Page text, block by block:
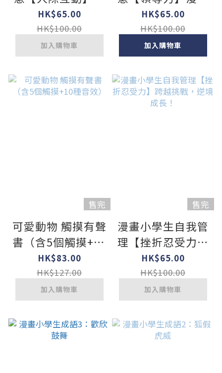
畫古今，學習古人
智慧！
HK$65.00
HK$100.00
加入購物車
古今，學習古人智
慧！
HK$65.00
HK$100.00
加入購物車
售完
可愛動物 觸摸有聲
書（含5個觸摸+10
種音效）
HK$83.00
HK$127.00
加入購物車
售完
漫畫小學生自我管
理【挫折忍受力】
跨越挑戰，逆境成
長！
HK$65.00
HK$100.00
加入購物車